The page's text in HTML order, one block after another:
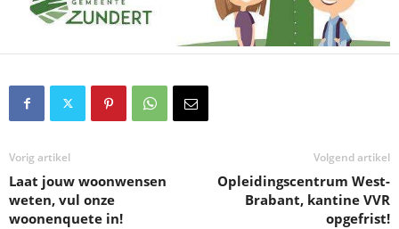
Vorig artikel
Laat jouw woonwensen
weten, vul onze
woonenquete in!
Volgend artikel
Opleidingscentrum West-
Brabant, kantine VVR
opgefrist!